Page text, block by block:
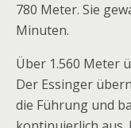
780 Meter. Sie
Minuten.
Über 1.560 Meter
Der Essinger
die Führung und